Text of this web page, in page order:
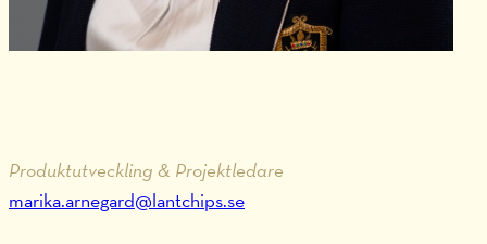
Produktutveckling & Projektledare
marika.arnegard@lantchips.se